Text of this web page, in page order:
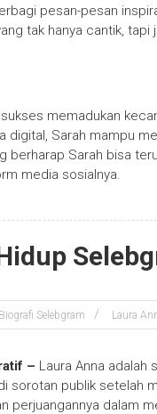
pesan-pesan
tak hanya cantik,
memadukan
digital, Sarah mampu
berharap Sarah bisa
media sosialnya.
Biografi Selebgram Laura
– Laura Anna adalah
sorotan publik setelah
perjuangannya dalam